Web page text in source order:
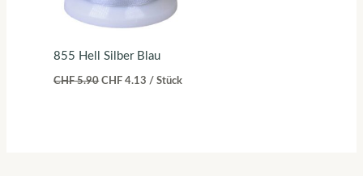
855 Hell Silber Blau
CHF5.90 CHF 4.13 / Stück